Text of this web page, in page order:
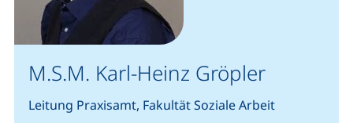
M.S.M. Karl-Heinz Gröpler
Leitung Praxisamt, Fakultät Soziale Arbeit